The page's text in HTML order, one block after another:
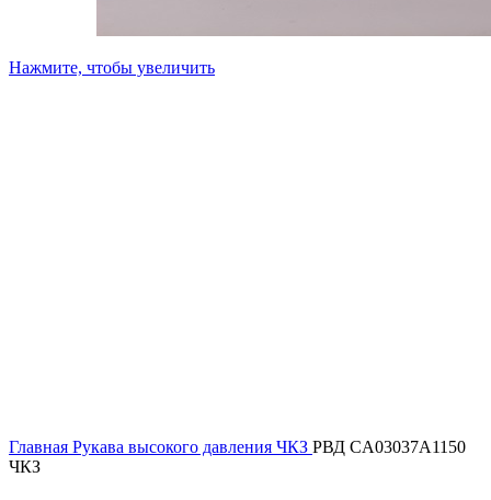
Нажмите, чтобы увеличить
Главная Рукава высокого давления ЧКЗ РВД CA03037A1150
ЧКЗ